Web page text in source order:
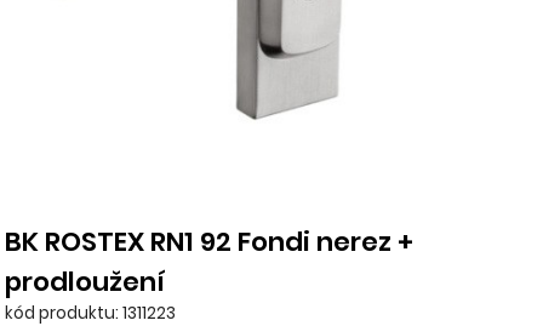
BK ROSTEX RN1 92 Fondi nerez +
prodloužení
kód produktu: 1311223